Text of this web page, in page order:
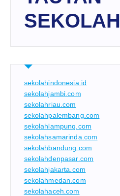
SEKOLAH
sekolahindonesia.id
sekolahjambi.com
sekolahriau.com
sekolahpalembang.com
sekolahlampung.com
sekolahsamarinda.com
sekolahbandung.com
sekolahdenpasar.com
sekolahjakarta.com
sekolahmedan.com
sekolahaceh.com